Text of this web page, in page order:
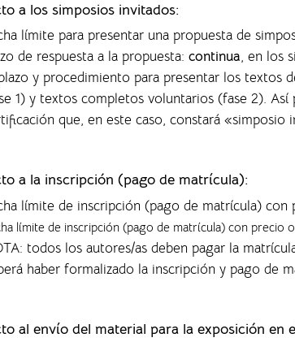
a los simposios invitados:
límite para presentar una propuesta de
de respuesta a la propuesta:continua, en los
y procedimiento para presentar los textos
1) y textos completos voluntarios (fase 2).
que, en este caso, constará «simposio
a la inscripción (pago de matrícula):
límite de inscripción (pago de matrícula) con
límite de inscripción (pago de matrícula) con precio
todos los autores/as deben pagar la
haber formalizado la inscripción y pago de
al envío del material para la exposición en